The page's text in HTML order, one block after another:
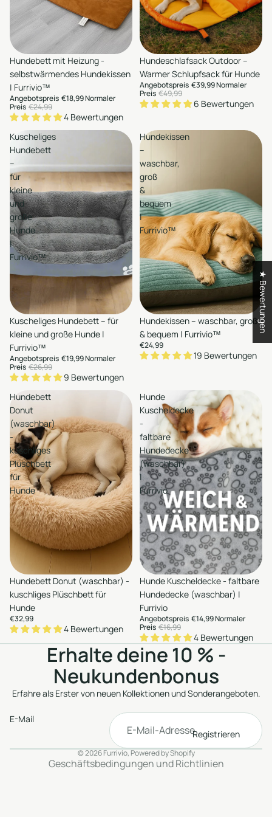
Sale Hinzufügen
Hundebett mit Heizung -
selbstwärmendes Hundekissen
| Furrivio™
Angebotspreis €18,99Normaler
Preis €24,99
4 Bewertungen
Sale Hinzufügen
Auswählen
Hundeschlafsack Outdoor –
Warmer Schlupfsack für Hunde
Angebotspreis €39,99Normaler
Preis €49,99
6 Bewertungen
Kuscheliges
Hundebett
–
für
kleine
und
große
Hunde
|
Furrivio™
Sale Hinzufügen
Kuscheliges Hundebett – für
kleine und große Hunde |
Furrivio™
Angebotspreis €19,99Normaler
Preis €26,99
9 Bewertungen
Hundekissen
–
waschbar,
groß
&
bequem
|
Furrivio™
Hinzufügen
Auswählen
Hundekissen – waschbar, groß
& bequem | Furrivio™
€24,99
19 Bewertungen
Hundebett
Donut
(waschbar)
-
kuschliges
Plüschbett
für
Hunde
Hinzufügen
Hundebett Donut (waschbar) -
kuschliges Plüschbett für
Hunde
€32,99
4 Bewertungen
Hunde
Kuscheldecke
-
faltbare
Hundedecke
(waschbar)
|
Furrivio
Sale Hinzufügen
Auswählen
Hunde Kuscheldecke - faltbare
Hundedecke (waschbar) |
Furrivio
Angebotspreis €14,99Normaler
Preis €16,99
4 Bewertungen
Erhalte deine 10 % -
Neukundenbonus
Erfahre als Erster von neuen Kollektionen und Sonderangeboten.
E-Mail
Registrieren
© 2026Furrivio, Powered by Shopify
Geschäftsbedingungen und Richtlinien
Versand
Widerrufsrecht
★ Bewertungen